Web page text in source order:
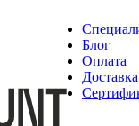
Блог
Оплата
Доставка